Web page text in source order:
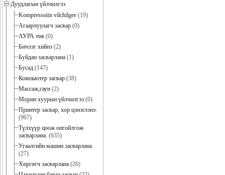
Дуудлагын үйлчилгээ
Kompressoiin vilchilgee (19)
Агаарчуулагч засвар (0)
АУРА төв (0)
Бичлэг хийнэ (2)
Буйдан засварлана (1)
Бусад (147)
Компьютер засвар (38)
Массаж,саун (2)
Морин хуурын үйлчилгээ (0)
Принтер засвар, хор цэнэглэнэ.
(967)
Түлхүүр цоож онгойлгож
засварлана. (635)
Угаалгийн машин засварлана
(27)
Хөргөгч засварлана (26)